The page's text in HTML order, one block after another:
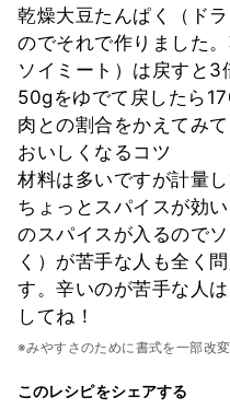
乾燥大豆たんぱく（ド
のでそれで作りました
ソイミート）は戻すと3
50gをゆでて戻したら
肉との割合をかえてみて
おいしくなるコツ
材料は多いですが計量
ちょっとスパイスが効
のスパイスが入るので
く）が苦手な人も全く
す。辛いのが苦手な人
してね！
※みやすさのために書式を一部改変
このレシピをシェアする